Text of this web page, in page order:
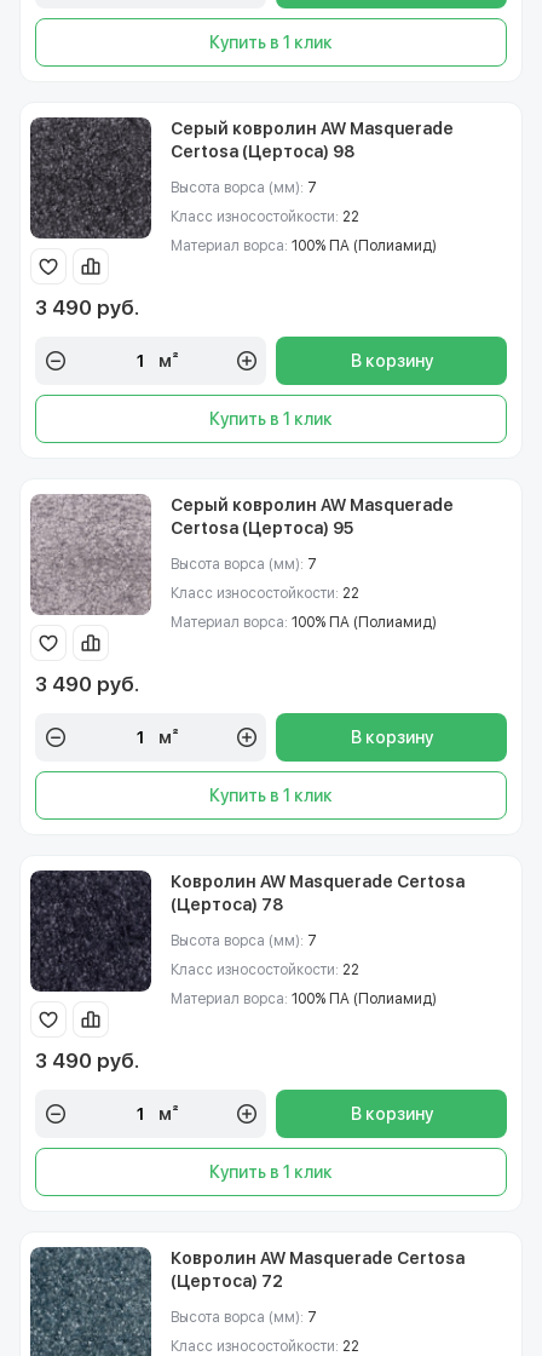
Купить в 1 клик
Серый ковролин AW Masquerade
Certosa (Цертоса) 98
Высота ворса (мм): 7
Класс износостойкости: 22
Материал ворса: 100% ПА (Полиамид)
3 490 руб.
м² В корзину
Купить в 1 клик
Серый ковролин AW Masquerade
Certosa (Цертоса) 95
Высота ворса (мм): 7
Класс износостойкости: 22
Материал ворса: 100% ПА (Полиамид)
3 490 руб.
м² В корзину
Купить в 1 клик
Ковролин AW Masquerade Certosa
(Цертоса) 78
Высота ворса (мм): 7
Класс износостойкости: 22
Материал ворса: 100% ПА (Полиамид)
3 490 руб.
м² В корзину
Купить в 1 клик
Ковролин AW Masquerade Certosa
(Цертоса) 72
Высота ворса (мм): 7
Класс износостойкости: 22